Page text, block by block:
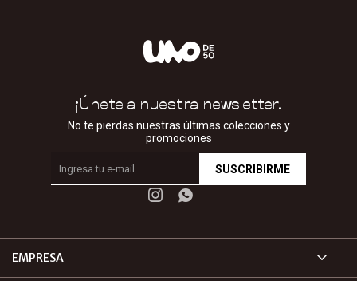
EMPRESA
¡Únete a nuestra newsletter!
No te pierdas nuestras últimas colecciones y
promociones
SUSCRIBIRME
 